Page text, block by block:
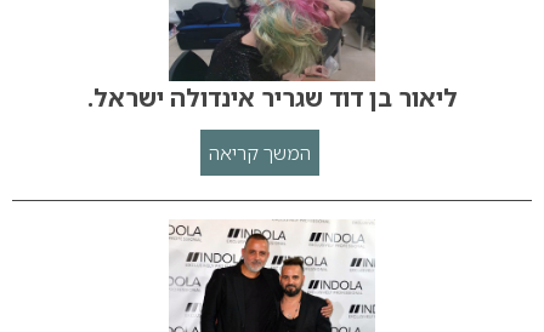
ליאור בן דוד שגריר אינדולה ישראל.
המשך קריאה